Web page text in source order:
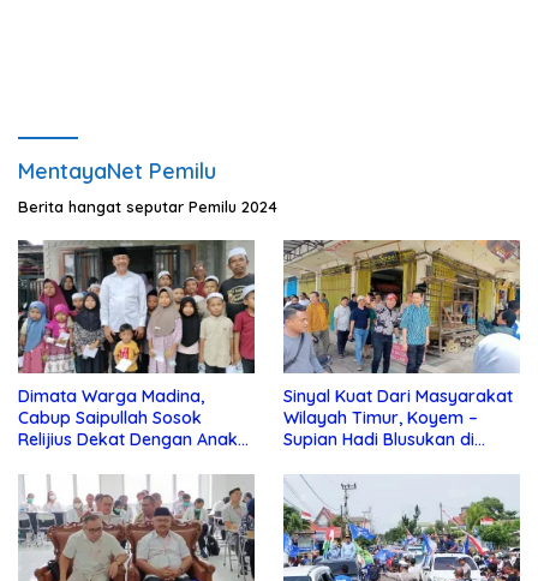
MentayaNet Pemilu
Berita hangat seputar Pemilu 2024
Dimata Warga Madina,
Cabup Saipullah Sosok
Relijius Dekat Dengan Anak
Sinyal Kuat Dari Masyarakat
Wilayah Timur, Koyem –
Supian Hadi Blusukan di